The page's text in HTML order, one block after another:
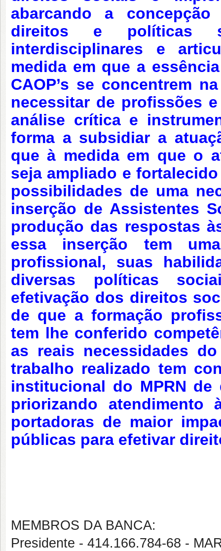
abarcando a
direitos e políticas
interdisciplinares e
medida em que a
CAOP’s se concentrem
necessitar de profissões
análise crítica e
forma a subsidiar a
que à medida em que o
seja ampliado e
possibilidades de uma
inserção de Assistentes
produção das respostas
essa inserção tem
profissional, suas
diversas políticas
efetivação dos direitos
de que a formação
tem lhe conferido
as reais necessidades
trabalho realizado tem
institucional do MPRN
priorizando atendimento
portadoras de maior
públicas para efetivar
MEMBROS DA BANCA:
Presidente - 414.166.784-68 -